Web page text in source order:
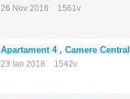
26 Nov 2018 1561v
Apartament 4 , Camere Central
23 Ian 2018 1542v